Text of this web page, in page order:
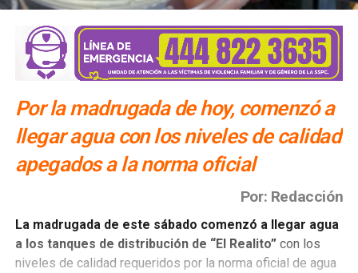
Por la madrugada de hoy, comenzó a
llegar agua con los niveles de calidad
apegados a la norma oficial
Por: Redacción
La madrugada de este sábado comenzó a llegar agua
a los tanques de distribución de “El Realito”con los
niveles de calidad requeridos por la norma oficial de agua